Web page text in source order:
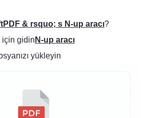
& rsquo; s N-up aracı?
için gidin N-up aracı
yükleyin